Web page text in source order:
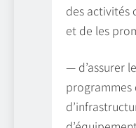
des activités
et de les
— d’assurer